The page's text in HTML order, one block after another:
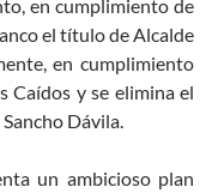
en cumplimiento de
el título de Alcalde
en cumplimiento
Caídos y se elimina el
Dávila.
un ambicioso plan